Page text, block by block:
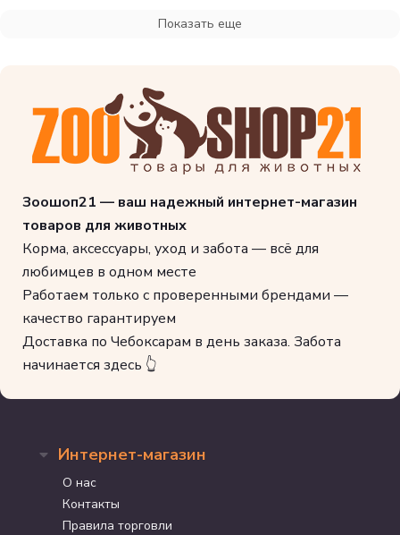
Показать еще
Зоошоп21 — ваш надежный интернет-магазин
товаров для животных
Корма, аксессуары, уход и забота — всё для
любимцев в одном месте
Работаем только с проверенными брендами —
качество гарантируем
Доставка по Чебоксарам в день заказа. Забота
начинается здесь 👆
Интернет-магазин
О нас
Контакты
Правила торговли